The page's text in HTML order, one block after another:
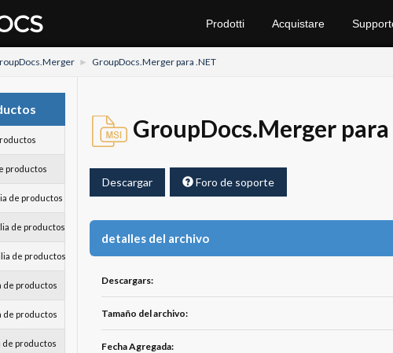
Prodotti Acquistare
GroupDocs.Merger para .NET
productos
de productos
de productos
de productos
de productos
de productos
de productos
GroupDocs.Merger para
Descargar Foro de soporte
detalles del archivo
Descargars:
Tamaño del archivo:
Fecha Agregada: